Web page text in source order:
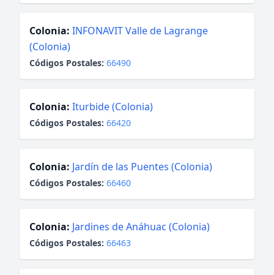
Colonia: INFONAVIT Valle de Lagrange
(Colonia)
Códigos Postales: 66490
Colonia: Iturbide (Colonia)
Códigos Postales: 66420
Colonia: Jardín de las Puentes (Colonia)
Códigos Postales: 66460
Colonia: Jardines de Anáhuac (Colonia)
Códigos Postales: 66463